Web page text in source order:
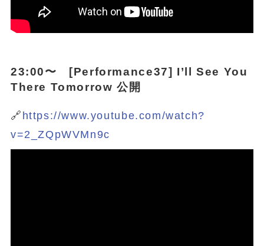
23:00〜 [Performance37] I’ll See You
There Tomorrow 公開
🔗 https://www.youtube.com/watch?
v=2_ZQpWVMn9c